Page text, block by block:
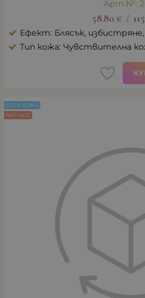
Арт.№:
58.80 € /
Ефект: Блясък,
Тип кожа: Чувствителна
СУХА КОЖА
ANTI AGE